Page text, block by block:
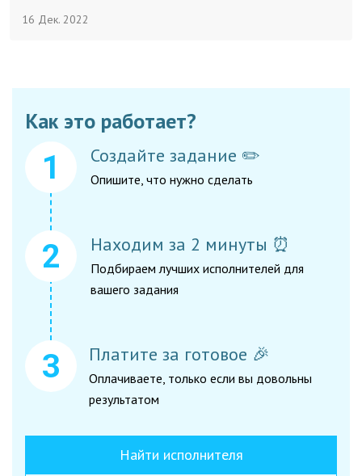
16 Дек. 2022
Как это работает?
Создайте задание ✏️
Опишите, что нужно сделать
Находим за 2 минуты ⏰
Подбираем лучших исполнителей для
вашего задания
Платите за готовое 🎉
Оплачиваете, только если вы довольны
результатом
Найти исполнителя